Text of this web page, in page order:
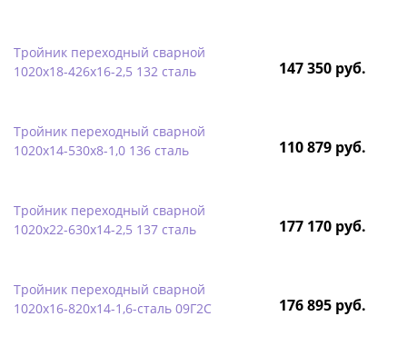
Тройник переходный сварной
1020х18-426х16-2,5 132 сталь
147 350 руб.
Тройник переходный сварной
1020х14-530х8-1,0 136 сталь
110 879 руб.
Тройник переходный сварной
1020х22-630х14-2,5 137 сталь
177 170 руб.
Тройник переходный сварной
1020х16-820х14-1,6-сталь 09Г2С
176 895 руб.